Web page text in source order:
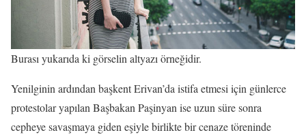
Burası yukarıda ki görselin altyazı örneğidir.
Yenilginin ardından başkent Erivan’da istifa etmesi için günlerce
protestolar yapılan Başbakan Paşinyan ise uzun süre sonra
cepheye savaşmaya giden eşiyle birlikte bir cenaze töreninde